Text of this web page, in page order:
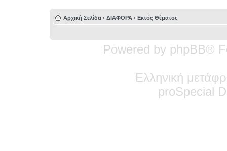
Αρχική Σελίδα ‹ ΔΙΑΦΟΡΑ ‹ Εκτός Θέματος
Powered by phpBB®
Ελληνική
proSpecial